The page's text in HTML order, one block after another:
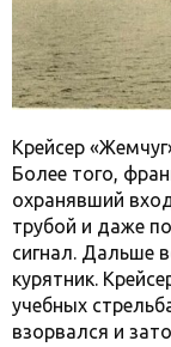
Крейсер
Более того,
охранявший
трубой и даже
сигнал. Дальше
курятник.
учебных
взорвался и